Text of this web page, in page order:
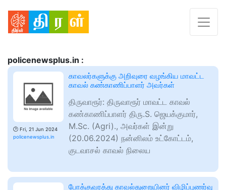
policenewsplus.in :
🕑 Fri, 21 Jun 2024
policenewsplus.in
காவலர்களுக்கு அறிவுரை வழங்கிய மாவட்ட
காவல் கண்காணிப்பாளர் அவர்கள்
திருவாரூர்: திருவாரூர் மாவட்ட காவல்
கண்காணிப்பாளர் திரு.S. ஜெயக்குமார்,
M.Sc. (Agri)., அவர்கள் இன்று
(20.06.2024) நன்னிலம் உட்கோட்டம்,
குடவாசல் காவல் நிலைய
போக்குவரத்து காவல்துறையினர் விழிப்புணர்வு